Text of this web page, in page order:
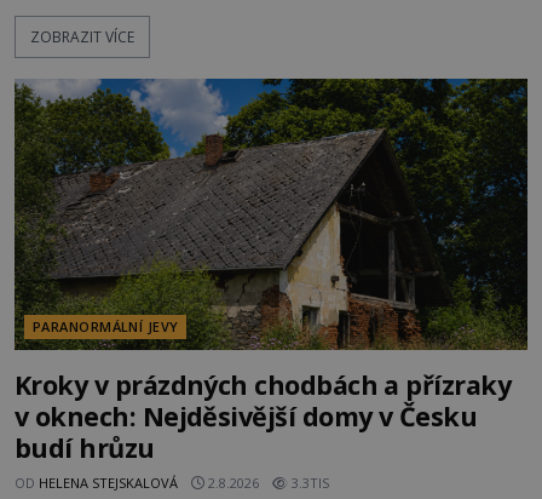
Disneyland, je hned jasno. Zábavní park vyroste na
poklidném místě bývalého sadu pomerančovníků.
kolem 17 000 000 zábavychtivých lidí ročně. A ač je
velká snaha to utajit, někteří z
ZOBRAZIT VÍCE
PARANORMÁLNÍ JEVY
Kroky v prázdných chodbách a přízraky
v oknech: Nejděsivější domy v Česku
budí hrůzu
OD HELENA STEJSKALOVÁ 2.8.2026 3.3TIS